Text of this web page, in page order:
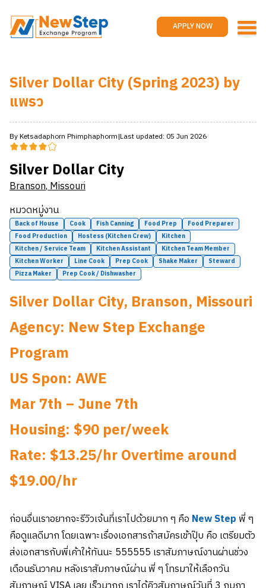
APPLY NOW
Work and travel
Promotions
Silver Dollar City (Spring 2023) by
แพรว
ByKetsadaphorn Phimphaphorm|Last updated: 05 Jun 2026
Silver Dollar City
Branson,Missouri
หมวดหมู่งาน
Back of House Cook Fish Canning Food Prep
Food Preparer
Food Production
Hostess (Kitchen Crew)
Kitchen
Kitchen / Service Team
Kitchen Assistant
Kitchen Team Member
Kitchen Worker
Line Cook Prep Cook Shake Maker
Steward
Pizza Maker
Prep Cook / Dishwasher
Silver Dollar City, Branson, Missouri
Agency: New Step Exchange
Program
US Spon: AWE
Mar 7th – June 7th
Housing: $90 per/week
Rate: $13.25/hr Overtime around
$19.00/hr
ก่อนอื่นเราอยากจะรีวิวเจ้นที่เราไปด้วยมาก ๆ คือ New Step พี่ ๆ
คือดูแลดีมาก โดยเฉพาะเรื่องเอกสารถ้าสมัครเข้าปุ๊บ คือ เตรียมตัว
ส่งเอกสารกับพี่เค้าให้ทันนะ 555555 เราสัมภาษณ์งานผ่านช่วง
เดือนธันวาคม หลังเราสัมภาษณ์ผ่าน พี่ ๆ โทรมาให้เลือกวัน